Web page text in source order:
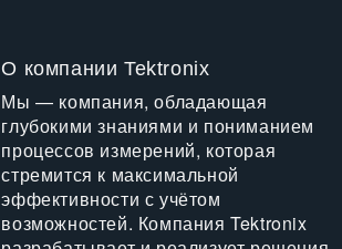
О компании Tektronix
Мы — компания, обладающая
глубокими знаниями и пониманием
процессов измерений, которая
стремится к максимальной
эффективности с учётом
возможностей. Компания Tektronix